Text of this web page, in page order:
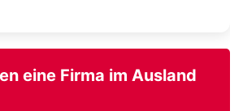
eine Firma im Ausland